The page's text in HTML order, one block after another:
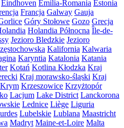
Eindhoven Emilia-Romania Estonia
Francja Galway Gauja
Góry Stołowe Gozo Grecja
Holandia Północna Île-de-
Jezioro Bledzkie Jezioro
Kalifornia Kalwaria
Karyntia Katalonia Katania
Kotań Kotlina Kłodzka Kraj
Kraj morawsko-śląski Kraj
Krym Krzeszowice Krzyżtopór
Lacjum Lake District Lanckorona
Lednice Liège Liguria
Lubelskie Lublana Maastricht
Madryt Maine-et-Loire Malta